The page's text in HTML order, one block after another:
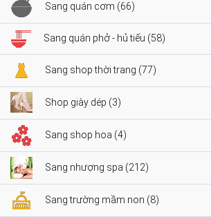
Sang quán cơm (66)
Sang quán phở - hủ tiếu (58)
Sang shop thời trang (77)
Shop giày dép (3)
Sang shop hoa (4)
Sang nhượng spa (212)
Sang trường mầm non (8)